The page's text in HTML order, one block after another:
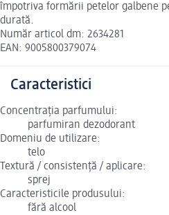
împotriva formării petelor galbene
durată.
Număr articol dm: 2634281
EAN: 9005800379074
Caracteristici
Concentrația parfumului:
parfumiran dezodorant
Domeniu de utilizare:
telo
Textură / consistență / aplicare:
sprej
Caracteristicile produsului:
fără alcool